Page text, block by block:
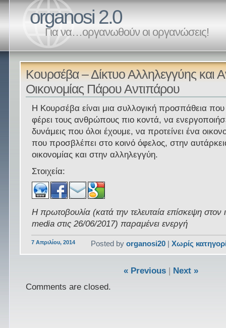
organosi 2.0
Για να…οργανωθούν οι οργανώσεις!
Κουρσέβα – Δίκτυο Αλληλεγγύης και
Οικονομίας Πάρου Αντιπάρου
Η Κουρσέβα είναι μια συλλογική προσπάθεια που
φέρει τους ανθρώπους πιο κοντά, να
δυνάμεις που όλοι έχουμε, να προτείνει ένα
που προσβλέπει στο κοινό όφελος, στην
οικονομίας και στην αλληλεγγύη.
Στοιχεία:
Η πρωτοβουλία (κατά την τελευταία επίσκεψη
media στις 26/06/2017) παραμένει ενεργή
7 Απριλίου, 2014 Posted byorganosi20 |Χωρίς
« Previous| Next »
Comments are closed.